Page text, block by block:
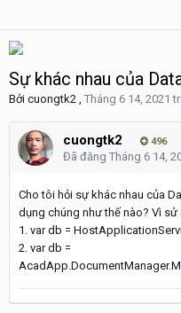
Sự khác nhau của
Bởi cuongtk2 , Tháng 6 14, 2021
cuongtk2 496
Đã đăng Tháng 6 14,
Cho tôi hỏi sự khác nhau của
dụng chúng như thế nào? Vì
1. var db =
2. var db =